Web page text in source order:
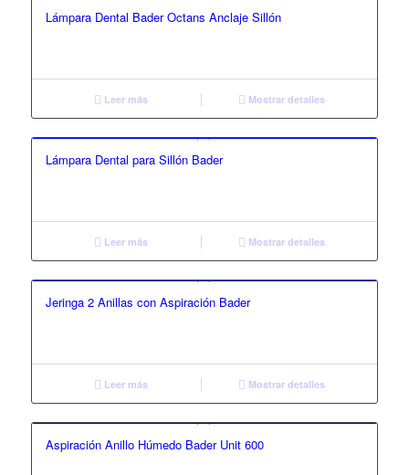
Lámpara Dental Bader Octans Anclaje Sillón
Leer más Mostrar detalles
Lámpara Dental para Sillón Bader
Leer más Mostrar detalles
Jeringa 2 Anillas con Aspiración Bader
Leer más Mostrar detalles
Aspiración Anillo Húmedo Bader Unit 600